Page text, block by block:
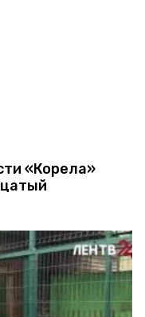
«Корела»